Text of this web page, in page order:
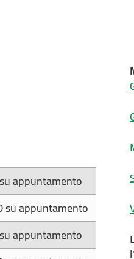
appuntamento
su appuntamento
appuntamento